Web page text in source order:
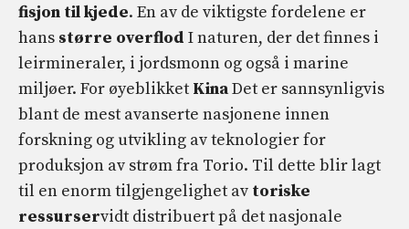
fisjon tilkjede. En av de viktigste fordelene er
hans større overflod I naturen, der det finnes i
leirmineraler, i jordsmonn og også i marine
miljøer. For øyeblikket KinaDet er sannsynligvis
blant de mest avanserte nasjonene innen
forskning og utvikling av teknologier for
produksjon av strøm fra Torio. Til dette blir lagt
til en enorm tilgjengelighet av toriske
ressurservidt distribuert på det nasjonale